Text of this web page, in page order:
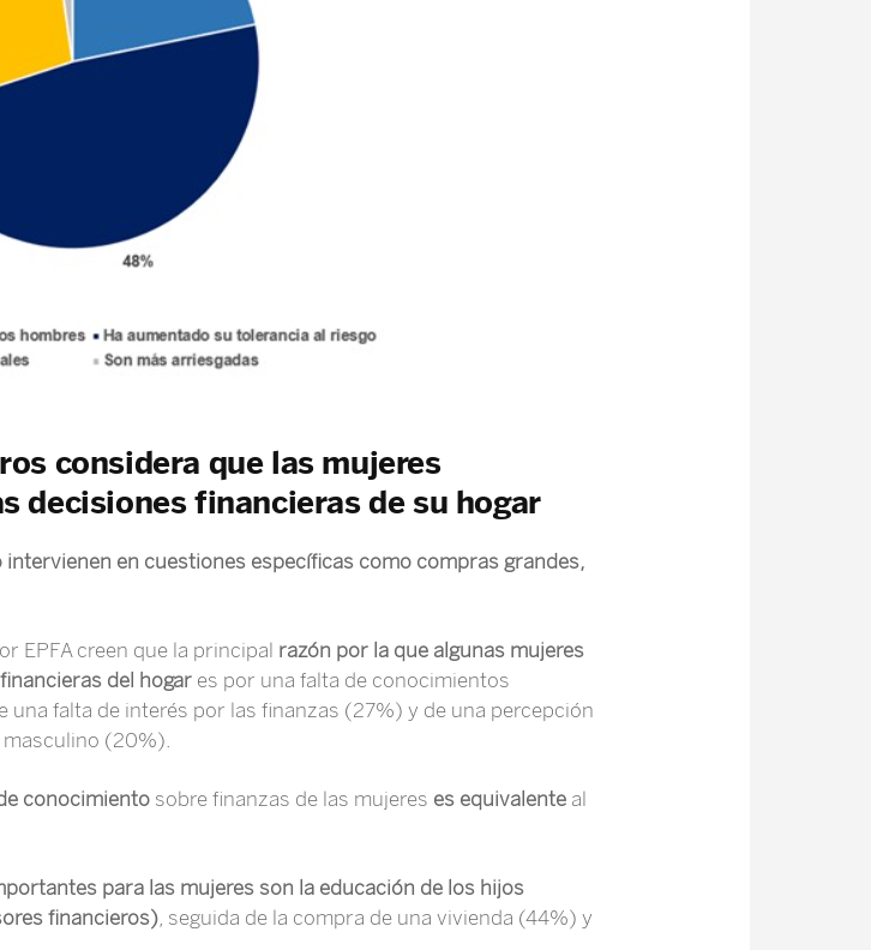
considera que las mujeres
decisiones financieras de su hogar
en cuestiones específicas como compras grandes,
EPFA creen que la principal razón por la que algunas mujeres
del hogares por una falta de conocimientos
falta de interés por las finanzas (27%) y de una percepción
(20%).
conocimiento sobre finanzas de las mujeres es equivalente al
para las mujeres son la educación de los hijos
financieros), seguida de la compra de una vivienda (44%) y